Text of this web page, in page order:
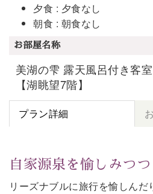
夕食 : 夕食なし
朝食 : 朝食なし
お部屋名称
美湖の雫 露天風呂付き客
【湖眺望7階】
プラン詳細
自家源泉を愉しみつ
リーズナブルに旅行を愉しん